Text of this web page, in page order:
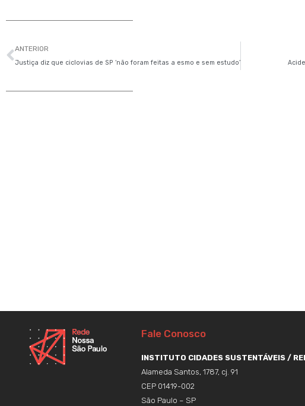
Anterior
ANTERIOR
Justiça diz que ciclovias de SP ‘não foram feitas a esmo e sem estudo’
Fale Conosco
INSTITUTO CIDADES SUSTENTÁVEIS /
Alameda Santos, 1787, cj. 91
CEP 01419-002
São Paulo – SP